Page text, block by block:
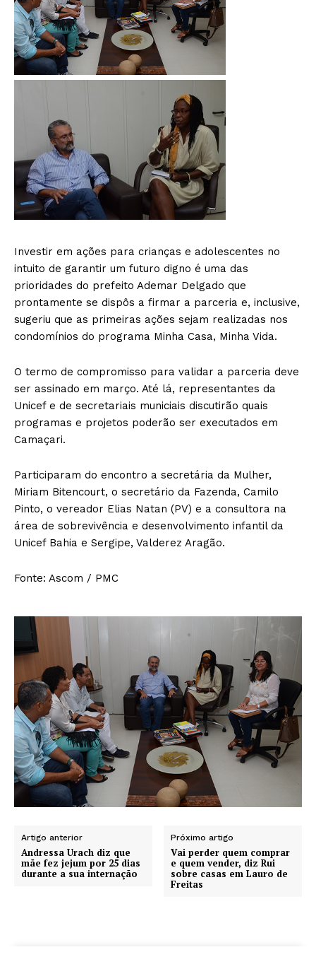
Investir em ações para crianças e adolescentes no
intuito de garantir um futuro digno é uma das
prioridades do prefeito Ademar Delgado que
prontamente se dispôs a firmar a parceria e, inclusive,
sugeriu que as primeiras ações sejam realizadas nos
condomínios do programa Minha Casa, Minha Vida.
O termo de compromisso para validar a parceria deve
ser assinado em março. Até lá, representantes da
Unicef e de secretariais municiais discutirão quais
programas e projetos poderão ser executados em
Camaçari.
Participaram do encontro a secretária da Mulher,
Miriam Bitencourt, o secretário da Fazenda, Camilo
Pinto, o vereador Elias Natan (PV) e a consultora na
área de sobrevivência e desenvolvimento infantil da
Unicef Bahia e Sergipe, Valderez Aragão.
Fonte: Ascom / PMC
Artigo anterior
Andressa Urach diz que
mãe fez jejum por 25 dias
durante a sua internação
Próximo artigo
Vai perder quem comprar
e quem vender, diz Rui
sobre casas em Lauro de
Freitas